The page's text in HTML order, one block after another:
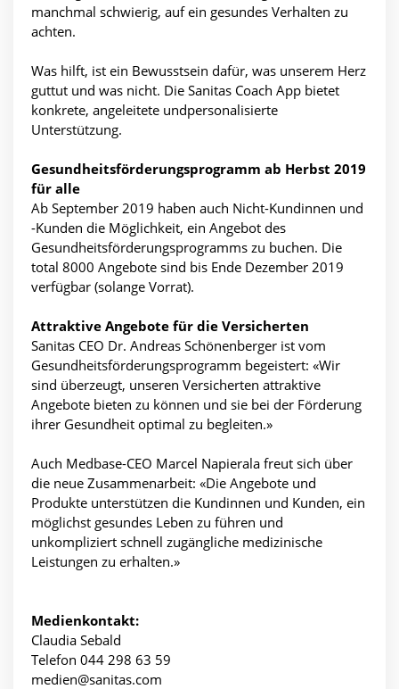
manchmal schwierig, auf ein gesundes Verhalten zu
achten.
Was hilft, ist ein Bewusstsein dafür, was unserem Herz
guttut und was nicht. Die Sanitas Coach App bietet
konkrete, angeleitete undpersonalisierte
Unterstützung.
Gesundheitsförderungsprogramm ab Herbst 2019
für alle
Ab September 2019 haben auch Nicht-Kundinnen und
-Kunden die Möglichkeit, ein Angebot des
Gesundheitsförderungsprogramms zu buchen. Die
total 8000 Angebote sind bis Ende Dezember 2019
verfügbar (solange Vorrat).
Attraktive Angebote für die Versicherten
Sanitas CEO Dr. Andreas Schönenberger ist vom
Gesundheitsförderungsprogramm begeistert: «Wir
sind überzeugt, unseren Versicherten attraktive
Angebote bieten zu können und sie bei der Förderung
ihrer Gesundheit optimal zu begleiten.»
Auch Medbase-CEO Marcel Napierala freut sich über
die neue Zusammenarbeit: «Die Angebote und
Produkte unterstützen die Kundinnen und Kunden, ein
möglichst gesundes Leben zu führen und
unkompliziert schnell zugängliche medizinische
Leistungen zu erhalten.»
Medienkontakt:
Claudia Sebald
Telefon 044 298 63 59
medien@sanitas.com